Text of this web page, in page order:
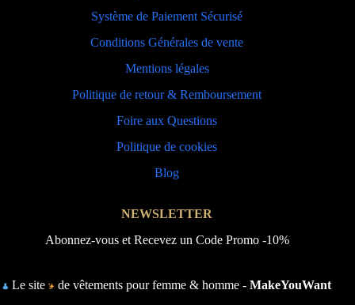
Système de Paiement Sécurisé
Conditions Générales de vente
Mentions légales
Politique de retour & Remboursement
Foire aux Questions
Politique de cookies
Blog
NEWSLETTER
Abonnez-vous et Recevez un Code Promo -10%
Le site de vêtements pour femme & homme -MakeYouWant